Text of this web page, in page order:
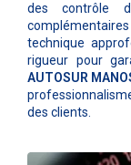
des contrôle
technique
rigueur pour
AUTOSUR
des clients.